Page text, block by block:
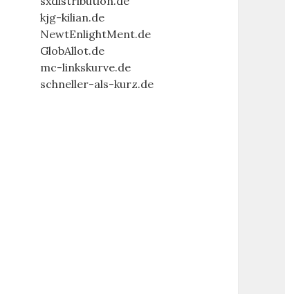
kjg-kilian.de
NewtEnlightMent.de
GlobAllot.de
mc-linkskurve.de
schneller-als-kurz.de